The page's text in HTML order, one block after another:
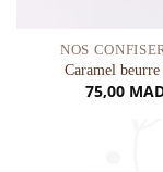
NOS
Caramel beurre
75,00